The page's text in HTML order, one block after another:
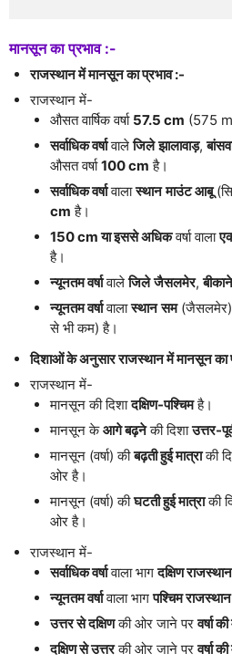
मानसून का प्रभाव :-
राजस्थान में मानसून का प्रभाव :-
राजस्थान में-
औसत वार्षिक वर्षा 57.5 cm (575
सर्वाधिक वर्षावालेजिले झालावाड़,
औसत वर्षा100 cm है।
सर्वाधिक वर्षावालास्थान माउंट आबू
cm है।
150 cm या इससे अधिकवर्षा वाला
है।
न्यूनतम वर्षावालेजिले जैसलमेर,
न्यूनतम वर्षावालास्थान सम(जैसलमेर)
से भी कम) है।
दिशाओं के अनुसार राजस्थान में मानसून का
राजस्थान में-
मानसून की दिशादक्षिण-पश्चिमहै।
मानसून केआगे बढ़नेकी दिशाउत्तर-
मानसून (वर्षा) कीबढ़ती हुई मात्राकी
ओर है।
मानसून (वर्षा) कीघटती हुई मात्राकी
ओर है।
राजस्थान में-
सर्वाधिक वर्षावाला भागदक्षिण राजस्थान
न्यूनतम वर्षावाला भागपश्चिम राजस्थान
उत्तर से दक्षिणकी ओर जाने परवर्षा
दक्षिण से उत्तरकी ओर जाने परवर्षा